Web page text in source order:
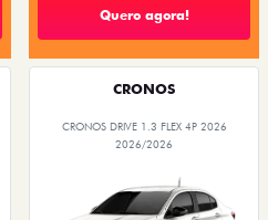
Quero agora!
CRONOS
CRONOS DRIVE 1.3 FLEX 4P 2026
2026/2026